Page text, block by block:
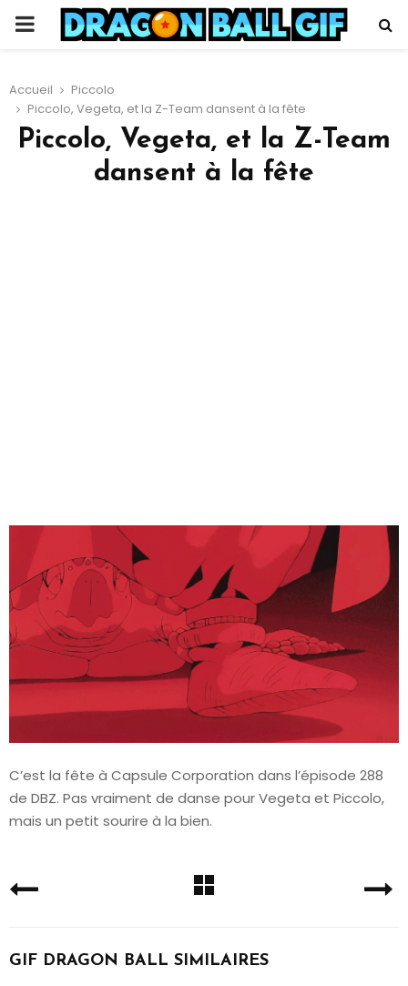
PRIMARY
Accueil
Piccolo
Piccolo, Vegeta, et la Z-Team dansent à la fête
Piccolo, Vegeta, et la Z-Team
dansent à la fête
C’est la fête à Capsule Corporation dans l’épisode 288
de DBZ. Pas vraiment de danse pour Vegeta et Piccolo,
mais un petit sourire à la bien.
GIF DRAGON BALL SIMILAIRES